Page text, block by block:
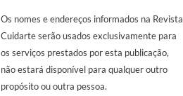
Os nomes e endereços informados na Revista
Cuidarte serão usados exclusivamente para
os serviços prestados por esta publicação,
não estará disponível para qualquer outro
propósito ou outra pessoa.